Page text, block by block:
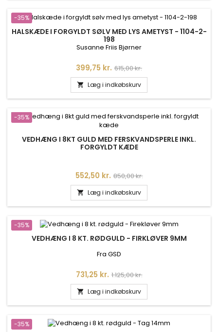
-35%
HALSKÆDE I FORGYLDT SØLV MED LYS AMETYST - 1104-2-
198
Susanne Friis Bjørner
Pris
399,75 kr. Normalpris
615,00 kr.
 Læg i indkøbskurv
-35%
VEDHÆNG I 8KT GULD MED FERSKVANDSPERLE INKL.
FORGYLDT KÆDE
Pris
552,50 kr. Normalpris
850,00 kr.
 Læg i indkøbskurv
-35%
VEDHÆNG I 8 KT. RØDGULD - FIRKLØVER 9MM
Fra GSD
Pris
731,25 kr. Normalpris
1.125,00 kr.
 Læg i indkøbskurv
-35%